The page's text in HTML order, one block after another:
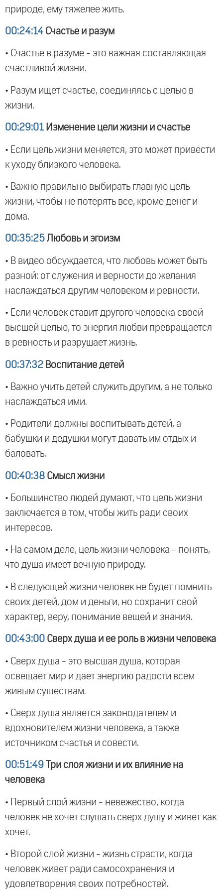
природе, ему тяжелее жить.
00:24:14 Счастье и разум
• Счастье в разуме - это важная составляющая
счастливой жизни.
• Разум ищет счастье, соединяясь с целью в
жизни.
00:29:01 Изменение цели жизни и счастье
• Если цель жизни меняется, это может привести
к уходу близкого человека.
• Важно правильно выбирать главную цель
жизни, чтобы не потерять все, кроме денег и
дома.
00:35:25 Любовь и эгоизм
• В видео обсуждается, что любовь может быть
разной: от служения и верности до желания
наслаждаться другим человеком и ревности.
• Если человек ставит другого человека своей
высшей целью, то энергия любви превращается
в ревность и разрушает жизнь.
00:37:32 Воспитание детей
• Важно учить детей служить другим, а не только
наслаждаться ими.
• Родители должны воспитывать детей, а
бабушки и дедушки могут давать им отдых и
баловать.
00:40:38 Смысл жизни
• Большинство людей думают, что цель жизни
заключается в том, чтобы жить ради своих
интересов.
• На самом деле, цель жизни человека - понять,
что душа имеет вечную природу.
• В следующей жизни человек не будет помнить
своих детей, дом и деньги, но сохранит свой
характер, веру, понимание вещей и знания.
00:43:00 Сверх душа и ее роль в жизни человека
• Сверх душа - это высшая душа, которая
освещает мир и дает энергию радости всем
живым существам.
• Сверх душа является законодателем и
вдохновителем жизни человека, а также
источником счастья и совести.
00:51:49 Три слоя жизни и их влияние на
человека
• Первый слой жизни - невежество, когда
человек не хочет слушать сверх душу и живет как
хочет.
• Второй слой жизни - жизнь страсти, когда
человек живет ради самосохранения и
удовлетворения своих потребностей.